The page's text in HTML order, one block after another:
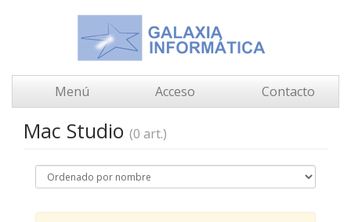
Menú Acceso Contacto
Mac Studio (0 art.)